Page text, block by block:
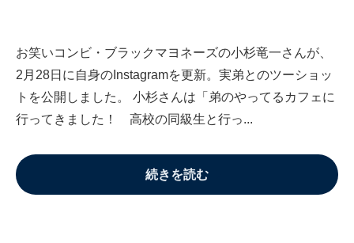
お笑いコンビ・ブラックマヨネーズの小杉竜一さんが、
2月28日に自身のInstagramを更新。実弟とのツーショッ
トを公開しました。 小杉さんは「弟のやってるカフェに
行ってきました！ 高校の同級生と行っ...
続きを読む